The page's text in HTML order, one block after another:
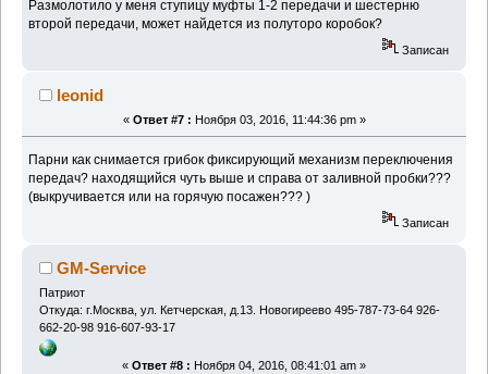
Размолотило у меня ступицу муфты 1-2 передачи и шестерню
второй передачи, может найдется из полуторо коробок?
Записан
leonid
« Ответ #7 : Ноября 03, 2016, 11:44:36 pm »
Парни как снимается грибок фиксирующий механизм переключения
передач? находящийся чуть выше и справа от заливной пробки???
(выкручивается или на горячую посажен??? )
Записан
GM-Service
Патриот
Откуда: г.Москва, ул. Кетчерская, д.13. Новогиреево 495-787-73-64 926-
662-20-98 916-607-93-17
« Ответ #8 : Ноября 04, 2016, 08:41:01 am »